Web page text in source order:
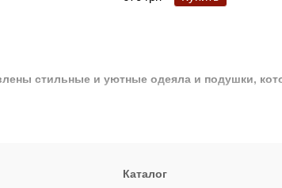
стильные и уютные одеяла и подушки,
Каталог